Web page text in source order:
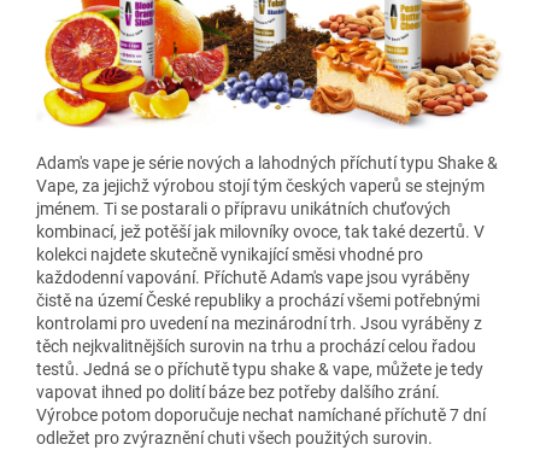
Adam's vape je série nových a lahodných příchutí typu Shake &
Vape, za jejichž výrobou stojí tým českých vaperů se stejným
jménem. Ti se postarali o přípravu unikátních chuťových
kombinací, jež potěší jak milovníky ovoce, tak také dezertů. V
kolekci najdete skutečně vynikající směsi vhodné pro
každodenní vapování. Příchutě Adam's vape jsou vyráběny
čistě na území České republiky a prochází všemi potřebnými
kontrolami pro uvedení na mezinárodní trh. Jsou vyráběny z
těch nejkvalitnějších surovin na trhu a prochází celou řadou
testů. Jedná se o příchutě typu shake & vape, můžete je tedy
vapovat ihned po dolití báze bez potřeby dalšího zrání.
Výrobce potom doporučuje nechat namíchané příchutě 7 dní
odležet pro zvýraznění chuti všech použitých surovin.